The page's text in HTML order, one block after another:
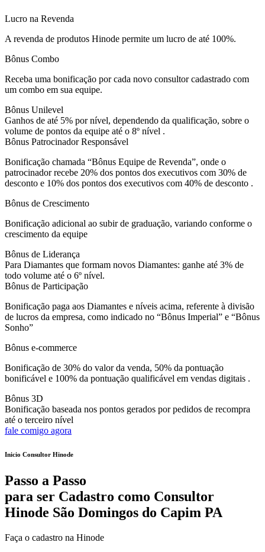
Lucro na Revenda
A revenda de produtos Hinode permite um lucro de até 100%.
Bônus Combo
Receba uma bonificação por cada novo consultor cadastrado com
um combo em sua equipe.
Bônus Unilevel
Ganhos de até 5% por nível, dependendo da qualificação, sobre o
volume de pontos da equipe até o 8º nível .
Bônus Patrocinador Responsável
Bonificação chamada “Bônus Equipe de Revenda”, onde o
patrocinador recebe 20% dos pontos dos executivos com 30% de
desconto e 10% dos pontos dos executivos com 40% de desconto .
Bônus de Crescimento
Bonificação adicional ao subir de graduação, variando conforme o
crescimento da equipe
Bônus de Liderança
Para Diamantes que formam novos Diamantes: ganhe até 3% de
todo volume até o 6º nível.
Bônus de Participação
Bonificação paga aos Diamantes e níveis acima, referente à divisão
de lucros da empresa, como indicado no “Bônus Imperial” e “Bônus
Sonho”
Bônus e-commerce
Bonificação de 30% do valor da venda, 50% da pontuação
bonificável e 100% da pontuação qualificável em vendas digitais .
Bônus 3D
Bonificação baseada nos pontos gerados por pedidos de recompra
até o terceiro nível
fale comigo agora
Inicio Consultor Hinode
Passo a Passo
para ser Cadastro como Consultor
Hinode São Domingos do Capim PA
Faça o cadastro na Hinode